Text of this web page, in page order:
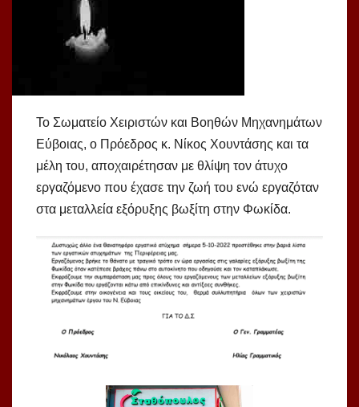
Το Σωματείο Χειριστών και Βοηθών Μηχανημάτων
Εύβοιας, ο Πρόεδρος κ. Νίκος Χουντάσης και τα
μέλη του, αποχαιρέτησαν με θλίψη τον άτυχο
εργαζόμενο που έχασε την ζωή του ενώ εργαζόταν
στα μεταλλεία εξόρυξης βωξίτη στην Φωκίδα.